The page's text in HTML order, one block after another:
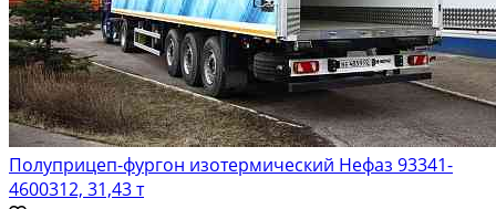
Полуприцеп-фургон изотермический Нефаз 93341-
4600312, 31,43 т